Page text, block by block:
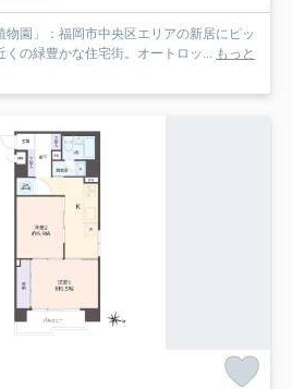
物園」：福岡市中央区エリアの新居にピッ
くの緑豊かな住宅街。オートロッ... もっと